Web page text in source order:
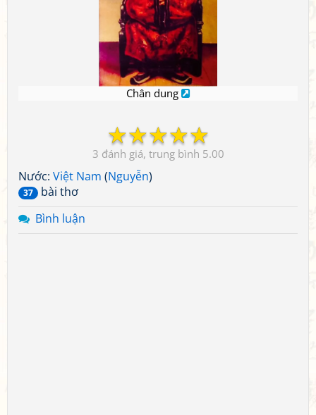
Chân dung
☆
☆
☆
☆
☆
3 5.00
Nước: Việt Nam (Nguyễn)
37
bài thơ
Bình luận